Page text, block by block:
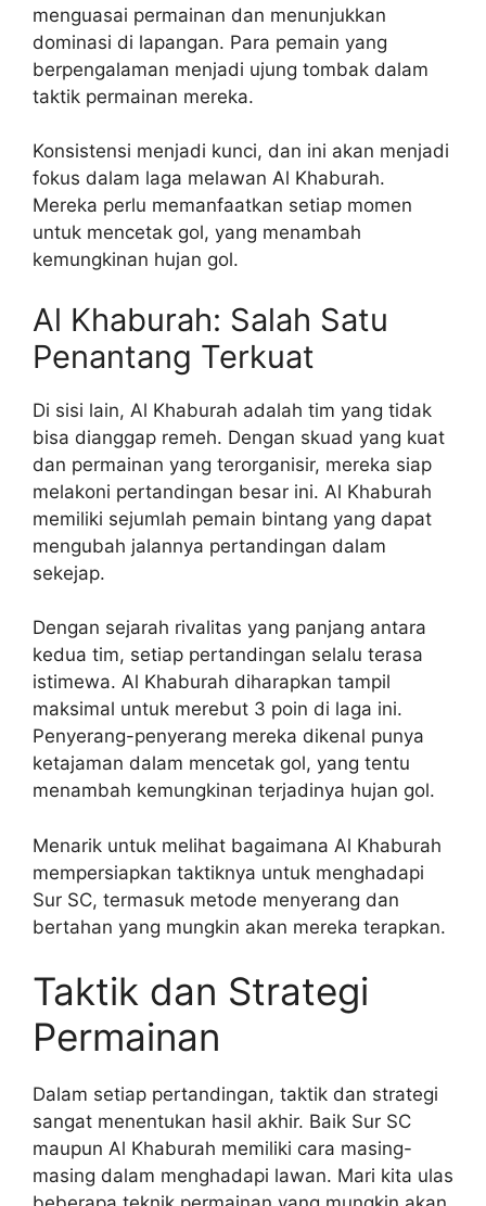
menguasai permainan dan menunjukkan
dominasi di lapangan. Para pemain yang
berpengalaman menjadi ujung tombak dalam
taktik permainan mereka.
Konsistensi menjadi kunci, dan ini akan menjadi
fokus dalam laga melawan Al Khaburah.
Mereka perlu memanfaatkan setiap momen
untuk mencetak gol, yang menambah
kemungkinan hujan gol.
Al Khaburah: Salah Satu
Penantang Terkuat
Di sisi lain, Al Khaburah adalah tim yang tidak
bisa dianggap remeh. Dengan skuad yang kuat
dan permainan yang terorganisir, mereka siap
melakoni pertandingan besar ini. Al Khaburah
memiliki sejumlah pemain bintang yang dapat
mengubah jalannya pertandingan dalam
sekejap.
Dengan sejarah rivalitas yang panjang antara
kedua tim, setiap pertandingan selalu terasa
istimewa. Al Khaburah diharapkan tampil
maksimal untuk merebut 3 poin di laga ini.
Penyerang-penyerang mereka dikenal punya
ketajaman dalam mencetak gol, yang tentu
menambah kemungkinan terjadinya hujan gol.
Menarik untuk melihat bagaimana Al Khaburah
mempersiapkan taktiknya untuk menghadapi
Sur SC, termasuk metode menyerang dan
bertahan yang mungkin akan mereka terapkan.
Taktik dan Strategi
Permainan
Dalam setiap pertandingan, taktik dan strategi
sangat menentukan hasil akhir. Baik Sur SC
maupun Al Khaburah memiliki cara masing-
masing dalam menghadapi lawan. Mari kita ulas